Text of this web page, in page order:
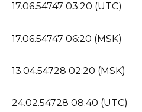
17.06.54747 03:20 (UTC)
17.06.54747 06:20 (MSK)
13.04.54728 02:20 (MSK)
24.02.54728 08:40 (UTC)